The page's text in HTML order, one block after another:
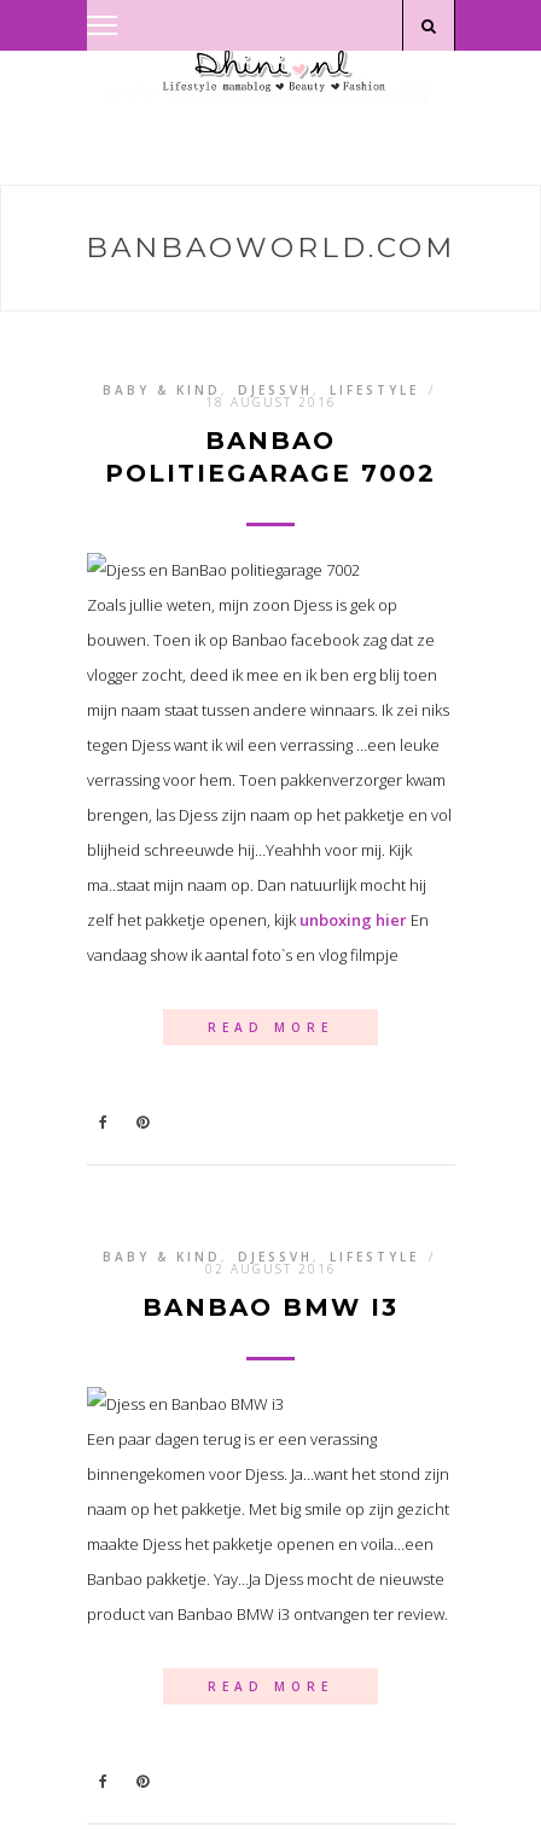
BANBAOWORLD.COM
BABY & KIND , DJESSVH , LIFESTYLE /
18 AUGUST 2016
BANBAO
POLITIEGARAGE 7002
Zoals jullie weten, mijn zoon Djess is gek op
bouwen. Toen ik op Banbao facebook zag dat ze
vlogger zocht, deed ik mee en ik ben erg blij toen
mijn naam staat tussen andere winnaars. Ik zei niks
tegen Djess want ik wil een verrassing …een leuke
verrassing voor hem. Toen pakkenverzorger kwam
brengen, las Djess zijn naam op het pakketje en vol
blijheid schreeuwde hij…Yeahhh voor mij. Kijk
ma..staat mijn naam op. Dan natuurlijk mocht hij
zelf het pakketje openen, kijkunboxing hierEn
vandaag show ik aantal foto`s en vlog filmpje
READ MORE
BABY & KIND , DJESSVH , LIFESTYLE /
02 AUGUST 2016
BANBAO BMW I3
Een paar dagen terug is er een verassing
binnengekomen voor Djess. Ja…want het stond zijn
naam op het pakketje. Met big smile op zijn gezicht
maakte Djess het pakketje openen en voila…een
Banbao pakketje. Yay…Ja Djess mocht de nieuwste
product van Banbao BMW i3 ontvangen ter review.
READ MORE